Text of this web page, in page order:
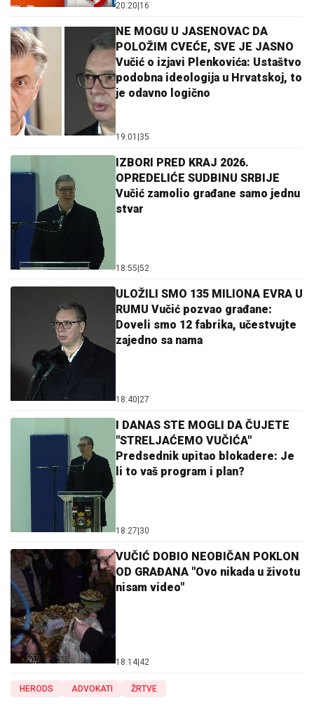
20:20 16
NE MOGU U JASENOVAC DA
POLOŽIM CVEĆE, SVE JE JASNO
Vučić o izjavi Plenkovića: Ustaštvo
podobna ideologija u Hrvatskoj, to
je odavno logično
19:01 35
IZBORI PRED KRAJ 2026.
OPREDELIĆE SUDBINU SRBIJE
Vučić zamolio građane samo jednu
stvar
18:55 52
ULOŽILI SMO 135 MILIONA EVRA U
RUMU Vučić pozvao građane:
Doveli smo 12 fabrika, učestvujte
zajedno sa nama
18:40 27
I DANAS STE MOGLI DA ČUJETE
"STRELJAĆEMO VUČIĆA"
Predsednik upitao blokadere: Je
li to vaš program i plan?
18:27 30
VUČIĆ DOBIO NEOBIČAN POKLON
OD GRAĐANA "Ovo nikada u životu
nisam video"
18:14 42
HERODS ADVOKATI ŽRTVE